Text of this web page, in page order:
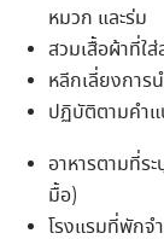
หมวก และร่ม
สวมเสื้อผ้าที่ใ
หลีกเลี่ยงการ
ปฏิบัติตามคำแ
อาหารตามที่ระ
มื้อ)
โรงแรมที่พักจ